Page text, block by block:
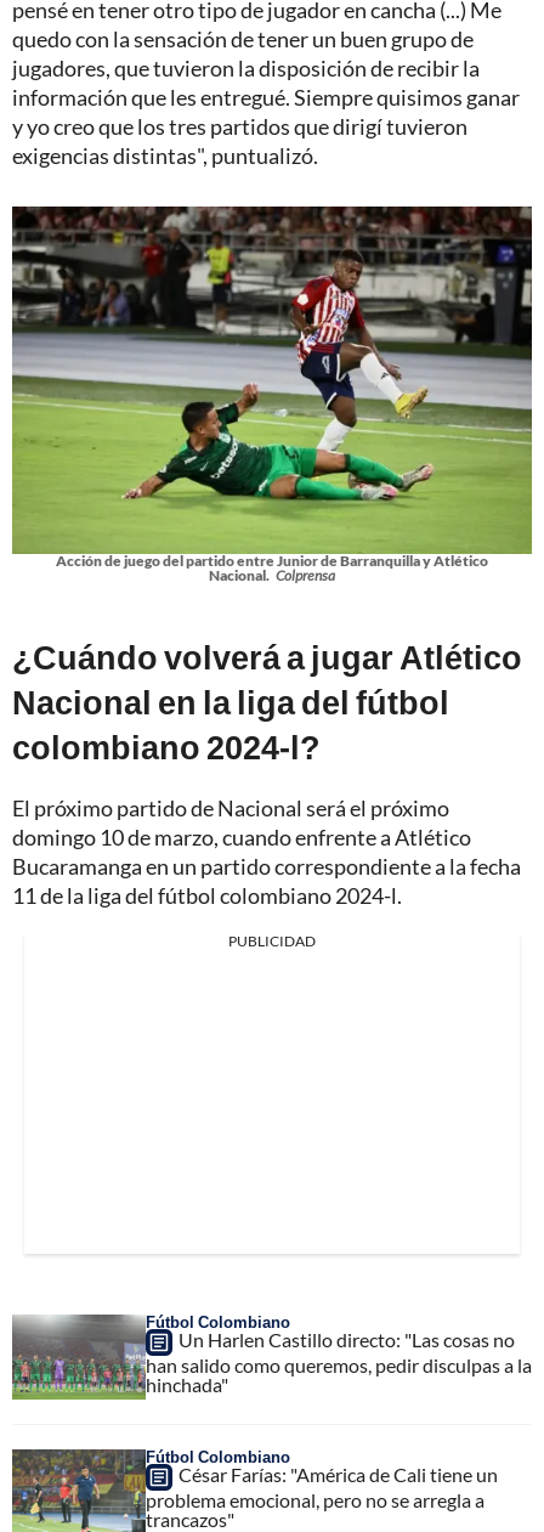
pensé en tener otro tipo de jugador en cancha (...) Me
quedo con la sensación de tener un buen grupo de
jugadores, que tuvieron la disposición de recibir la
información que les entregué. Siempre quisimos ganar
y yo creo que los tres partidos que dirigí tuvieron
exigencias distintas", puntualizó.
Acción de juego del partido entre Junior de Barranquilla y Atlético
Nacional. Colprensa
¿Cuándo volverá a jugar Atlético
Nacional en la liga del fútbol
colombiano 2024-l?
El próximo partido de Nacional será el próximo
domingo 10 de marzo, cuando enfrente a Atlético
Bucaramanga en un partido correspondiente a la fecha
11 de la liga del fútbol colombiano 2024-l.
PUBLICIDAD
Fútbol Colombiano
Un Harlen Castillo directo: "Las cosas no
han salido como queremos, pedir disculpas a la
hinchada"
Fútbol Colombiano
César Farías: "América de Cali tiene un
problema emocional, pero no se arregla a
trancazos"